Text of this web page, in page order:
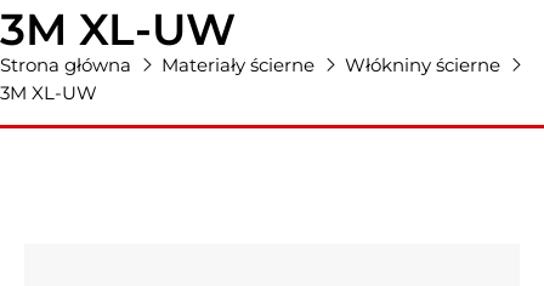
3M XL-UW
Strona główna Materiały ścierne
Włókniny ścierne
3M XL-UW